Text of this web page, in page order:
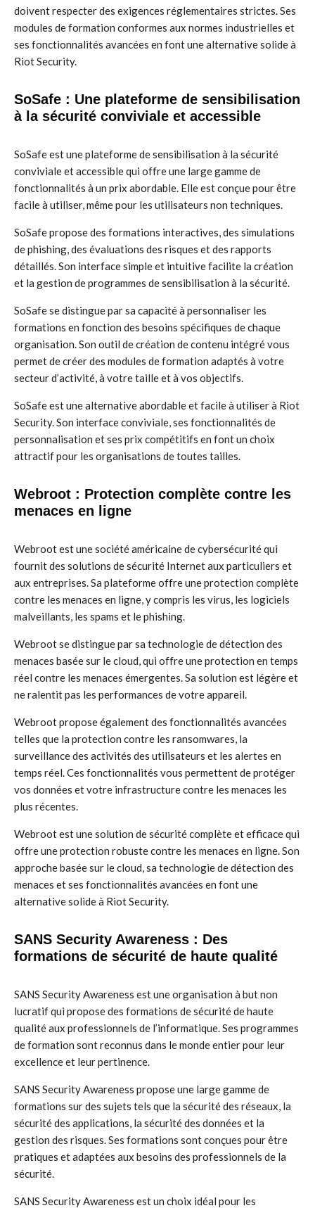
doivent respecter des exigences réglementaires strictes. Ses
modules de formation conformes aux normes industrielles et
ses fonctionnalités avancées en font une alternative solide à
Riot Security.
SoSafe : Une plateforme de sensibilisation
à la sécurité conviviale et accessible
SoSafe est une plateforme de sensibilisation à la sécurité
conviviale et accessible qui offre une large gamme de
fonctionnalités à un prix abordable. Elle est conçue pour être
facile à utiliser, même pour les utilisateurs non techniques.
SoSafe propose des formations interactives, des simulations
de phishing, des évaluations des risques et des rapports
détaillés. Son interface simple et intuitive facilite la création
et la gestion de programmes de sensibilisation à la sécurité.
SoSafe se distingue par sa capacité à personnaliser les
formations en fonction des besoins spécifiques de chaque
organisation. Son outil de création de contenu intégré vous
permet de créer des modules de formation adaptés à votre
secteur d’activité, à votre taille et à vos objectifs.
SoSafe est une alternative abordable et facile à utiliser à Riot
Security. Son interface conviviale, ses fonctionnalités de
personnalisation et ses prix compétitifs en font un choix
attractif pour les organisations de toutes tailles.
Webroot : Protection complète contre les
menaces en ligne
Webroot est une société américaine de cybersécurité qui
fournit des solutions de sécurité Internet aux particuliers et
aux entreprises. Sa plateforme offre une protection complète
contre les menaces en ligne, y compris les virus, les logiciels
malveillants, les spams et le phishing.
Webroot se distingue par sa technologie de détection des
menaces basée sur le cloud, qui offre une protection en temps
réel contre les menaces émergentes. Sa solution est légère et
ne ralentit pas les performances de votre appareil.
Webroot propose également des fonctionnalités avancées
telles que la protection contre les ransomwares, la
surveillance des activités des utilisateurs et les alertes en
temps réel. Ces fonctionnalités vous permettent de protéger
vos données et votre infrastructure contre les menaces les
plus récentes.
Webroot est une solution de sécurité complète et efficace qui
offre une protection robuste contre les menaces en ligne. Son
approche basée sur le cloud, sa technologie de détection des
menaces et ses fonctionnalités avancées en font une
alternative solide à Riot Security.
SANS Security Awareness : Des
formations de sécurité de haute qualité
SANS Security Awareness est une organisation à but non
lucratif qui propose des formations de sécurité de haute
qualité aux professionnels de l’informatique. Ses programmes
de formation sont reconnus dans le monde entier pour leur
excellence et leur pertinence.
SANS Security Awareness propose une large gamme de
formations sur des sujets tels que la sécurité des réseaux, la
sécurité des applications, la sécurité des données et la
gestion des risques. Ses formations sont conçues pour être
pratiques et adaptées aux besoins des professionnels de la
sécurité.
SANS Security Awareness est un choix idéal pour les